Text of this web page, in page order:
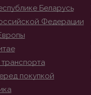
Беларусь
Федерации
покупкой